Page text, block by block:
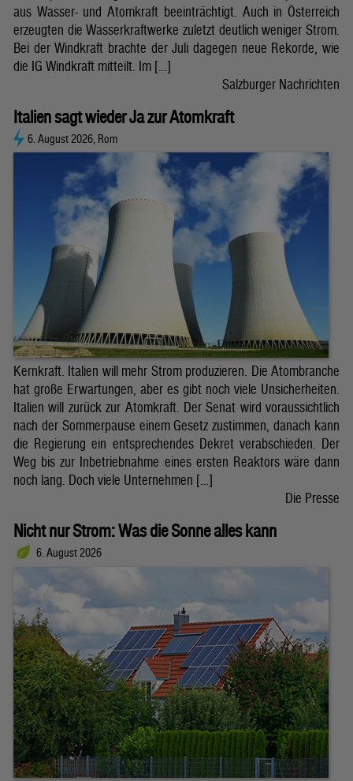
aus Wasser- und Atomkraft beeinträchtigt. Auch in Österreich
erzeugten die Wasserkraftwerke zuletzt deutlich weniger Strom.
Bei der Windkraft brachte der Juli dagegen neue Rekorde, wie
die IG Windkraft mitteilt. Im […]
Salzburger Nachrichten
Italien sagt wieder Ja zur Atomkraft
6. August 2026, Rom
Kernkraft. Italien will mehr Strom produzieren. Die Atombranche
hat große Erwartungen, aber es gibt noch viele Unsicherheiten.
Italien will zurück zur Atomkraft. Der Senat wird voraussichtlich
nach der Sommerpause einem Gesetz zustimmen, danach kann
die Regierung ein entsprechendes Dekret verabschieden. Der
Weg bis zur Inbetriebnahme eines ersten Reaktors wäre dann
noch lang. Doch viele Unternehmen […]
Die Presse
Nicht nur Strom: Was die Sonne alles kann
6. August 2026